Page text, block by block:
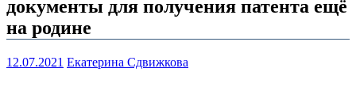
документы для получения патента ещё
на родине
12.07.2021 Екатерина Сдвижкова